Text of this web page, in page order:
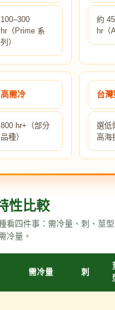
100–300
hr（Prime 系
列）
約
hr（
高需冷
800 hr+（部分
品種）
台
選低
高海
性比較
看四件事：需冷量、刺、莖
冷量。
需冷量 刺